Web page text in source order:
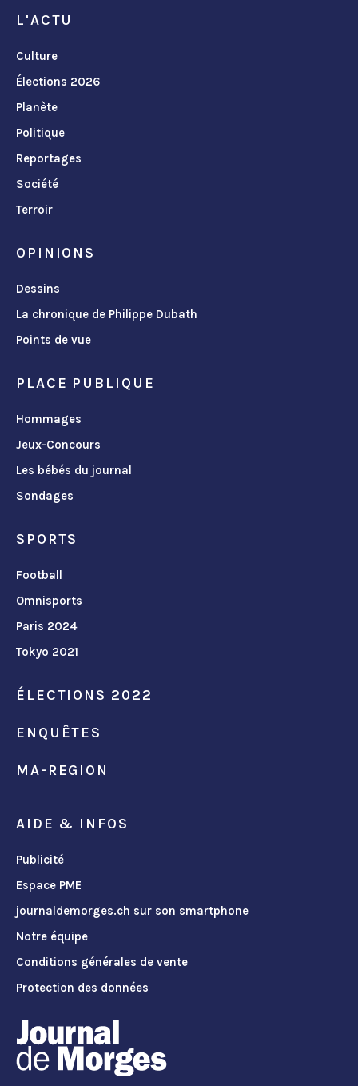
L'ACTU
Culture
Élections 2026
Planète
Politique
Reportages
Société
Terroir
OPINIONS
Dessins
La chronique de Philippe Dubath
Points de vue
PLACE PUBLIQUE
Hommages
Jeux-Concours
Les bébés du journal
Sondages
SPORTS
Football
Omnisports
Paris 2024
Tokyo 2021
ÉLECTIONS 2022
ENQUÊTES
MA-REGION
AIDE & INFOS
Publicité
Espace PME
journaldemorges.ch sur son smartphone
Notre équipe
Conditions générales de vente
Protection des données